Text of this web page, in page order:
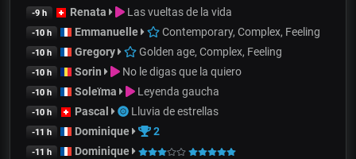
-9 h Renata Las vueltas de la vida
-10 h Emmanuelle Contemporary, Complex, Feeling
-10 h Gregory Golden age, Complex, Feeling
-10 h Sorin No le digas que la quiero
-10 h Soleïma Leyenda gaucha
-10 h Pascal Lluvia de estrellas
-11 h Dominique 2
-11 h Dominique